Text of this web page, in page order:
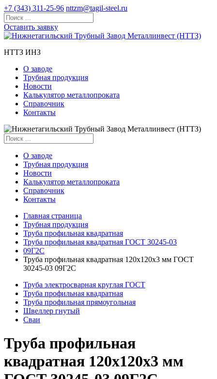
+7 (343) 311-25-96 nttzm@tagil-steel.ru
Оставить заявку
НТТЗ ИНЗ
О заводе
Трубная продукция
Новости
Калькулятор металлопроката
Справочник
Контакты
О заводе
Трубная продукция
Новости
Калькулятор металлопроката
Справочник
Контакты
Главная страница
Трубная продукция
Труба профильная квадратная
Труба профильная квадратная ГОСТ 30245-03
09Г2С
Труба профильная квадратная 120x120x3 мм ГОСТ
30245-03 09Г2С
Труба электросварная круглая ГОСТ
Труба профильная квадратная
Труба профильная прямоугольная
Швеллер гнутый
Сваи
Труба профильная
квадратная 120x120x3 мм